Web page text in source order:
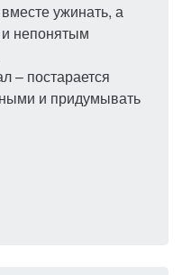
ужинать, а
непонятым
– постарается
и придумывать